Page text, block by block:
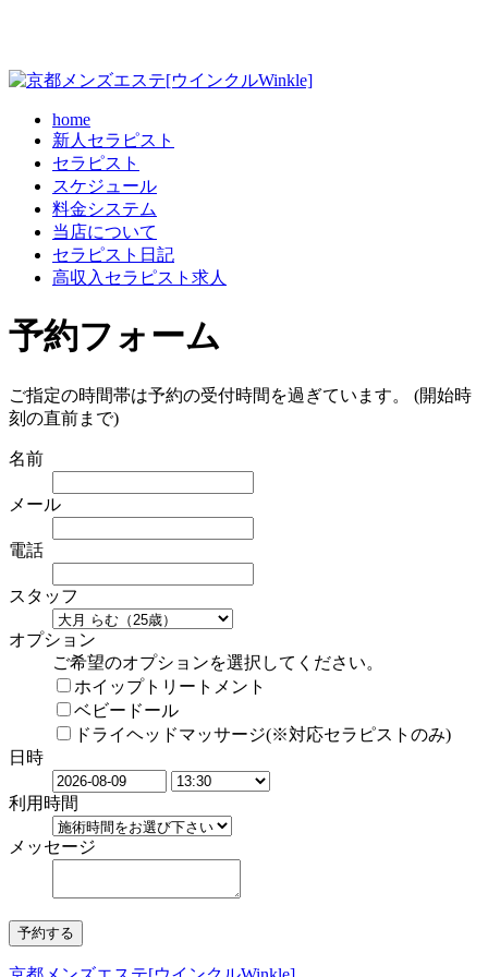
home
新人セラピスト
セラピスト
スケジュール
料金システム
当店について
セラピスト日記
高収入セラピスト求人
予約フォーム
ご指定の時間帯は予約の受付時間を過ぎています。 (開始時
刻の直前まで)
名前
メール
電話
スタッフ
オプション
ご希望のオプションを選択してください。
ホイップトリートメント
ベビードール
ドライヘッドマッサージ(※対応セラピストのみ)
日時
利用時間
メッセージ